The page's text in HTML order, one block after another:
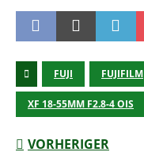
FUJI FUJIFILM
XF 18-55MM F2.8-4 OIS
VORHERIGER